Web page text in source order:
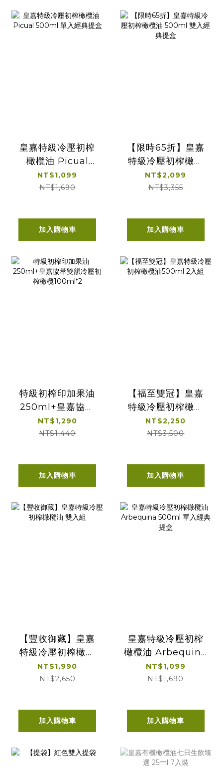
皇嘉特級冷壓初榨
橄欖油 Picual
500ml 單入經典提
盒
NT$1,099
NT$1,690
加入購物車
【限時65折】皇嘉
特級冷壓初榨橄欖
油 500ml 雙入經
典提盒
NT$2,099
NT$3,355
加入購物車
特級初榨印加果油
250ml+皇嘉協萃
雙韻冷壓初榨橄欖
100ml*2
NT$1,290
NT$1,440
加入購物車
【福至雙冠】皇嘉
特級冷壓初榨橄欖
油500ml 2入組
NT$2,250
NT$3,500
加入購物車
【豐收御藏】皇嘉
特級冷壓初榨橄欖
油 雙入組
NT$1,990
NT$2,650
加入購物車
皇嘉特級冷壓初榨
橄欖油 Arbequina
500ml 單入經典提
盒
NT$1,099
NT$1,690
加入購物車